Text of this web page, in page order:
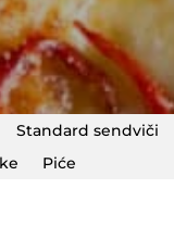
Standard sendviči
Piće